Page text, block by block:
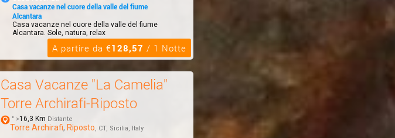
Casa vacanze nel cuore della valle del fiume
Alcantara
Casa vacanze nel cuore della valle del fiume
Alcantara. Sole, natura, relax
A partire da €128,57 / 1 Notte
Casa Vacanze "La Camelia"
Torre Archirafi-Riposto
" >16,3 Km Distante
Torre Archirafi, Riposto, CT, Sicilia, Italy